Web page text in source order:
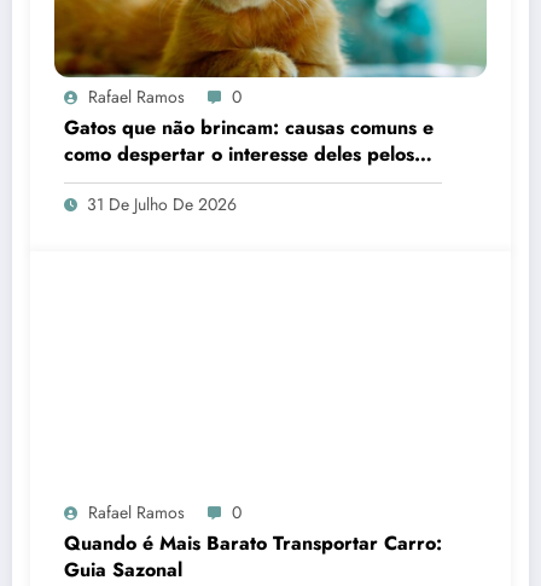
Rafael Ramos 0
Gatos que não brincam: causas comuns e
como despertar o interesse deles pelos
brinquedos
31 De Julho De 2026
Rafael Ramos 0
Quando é Mais Barato Transportar Carro:
Guia Sazonal